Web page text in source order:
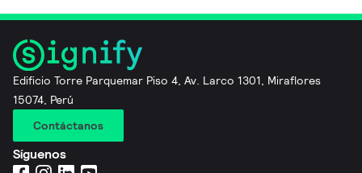
Edificio Torre Parquemar Piso 4, Av. Larco 1301, Miraflores
15074, Perú
Contáctanos
Síguenos